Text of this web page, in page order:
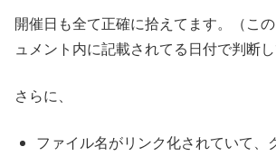
開催日も全て正確に拾えてます。（こ
ュメント内に記載されてる日付で判断し
さらに、
ファイル名がリンク化されていて、